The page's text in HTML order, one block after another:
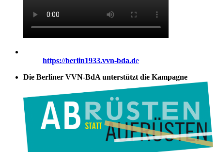
https://berlin1933.vvn-bda.de
Die Berliner VVN-BdA unterstützt die Kampagne